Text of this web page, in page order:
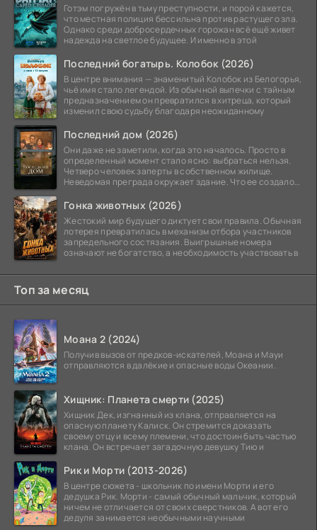
Готэм погружён в тьму преступности, и порой кажется,
что местная полиция бессильна против растущего зла.
Однако среди добросердечных горожан всё ещё живет
надежда на светлое будущее. И именно в этой
Последний богатырь. Колобок (2026)
В центре внимания — знаменитый Колобок из Белогорья,
чьё имя стало легендой. Из обычной выпечки с тайным
предназначением он превратился в хитреца, который
изменил свою судьбу благодаря неожиданному
Последний дом (2026)
Они даже не заметили, когда это началось. Просто в
определенный момент стало ясно: выбраться нельзя.
Четверо человек заперты в собственном жилище.
Неведомая преграда окружает здание. Что ее создало
Гонка животных (2026)
Жестокий мир будущего диктует свои правила. Обычная
лотерея превратилась в механизм отбора участников
запредельного состязания. Выигрышные номера
означают не богатство, а необходимость участвовать в
Топ за месяц
Моана 2 (2024)
Получив вызов от предков-искателей, Моана и Мауи
отправляются в далёкие и опасные воды Океании.
Хищник: Планета смерти (2025)
Хищник Дек, изгнанный из клана, отправляется на
опасную планету Калиск. Он стремится доказать
своему отцу и всему племени, что достоин быть частью
клана. Он встречает загадочную девушку Тию и
Рик и Морти (2013-2026)
В центре сюжета - школьник по имени Морти и его
дедушка Рик. Морти - самый обычный мальчик, который
ничем не отличается от своих сверстников. А вот его
дедуля занимается необычными научными